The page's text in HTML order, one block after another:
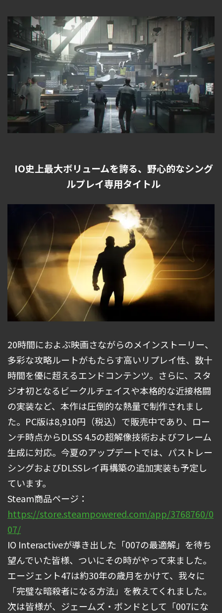
IO史上最大ボリュームを誇る、野心的なシング
ルプレイ専用タイトル
20時間におよぶ映画さながらのメインストーリー、
多彩な攻略ルートがもたらす高いリプレイ性、数十
時間を優に超えるエンドコンテンツ。さらに、スタ
ジオ初となるビークルチェイスや本格的な近接格闘
の実装など、本作は圧倒的な熱量で制作されまし
た。PC版は8,910円（税込）で販売中であり、ロー
ンチ時点からDLSS 4.5の超解像技術およびフレーム
生成に対応。今夏のアップデートでは、パストレー
シングおよびDLSSレイ再構築の追加実装も予定し
ています。
Steam商品ページ：
https://store.steampowered.com/app/3768760/0
07/
IO Interactiveが導き出した「007の最適解」を待ち
望んでいた皆様、ついにその時がやって来ました。
エージェント47は約30年の歳月をかけて、我々に
「完璧な暗殺者になる方法」を教えてくれました。
次は皆様が、ジェームズ・ボンドとして「007にな